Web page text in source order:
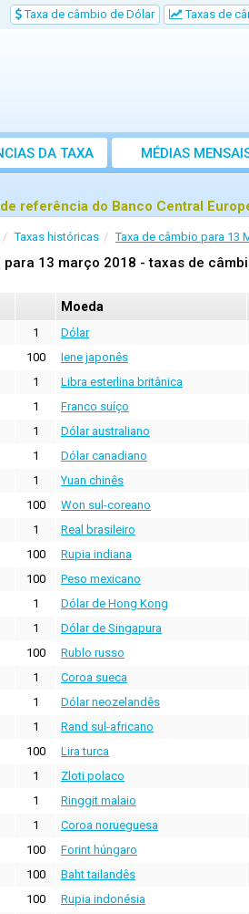
Taxa de câmbio de Dólar Taxas de
DA TAXA MÉDIAS
referência do Banco Central
Taxas históricas Taxa de câmbio para 13
para 13 março 2018 - taxas de
Moeda
1 Dólar
100 Iene japonês
1 Libra esterlina britânica
1 Franco suíço
1 Dólar australiano
1 Dólar canadiano
1 Yuan chinês
100 Won sul-coreano
1 Real brasileiro
100 Rupia indiana
100 Peso mexicano
1 Dólar de Hong Kong
1 Dólar de Singapura
100 Rublo russo
1 Coroa sueca
1 Dólar neozelandês
1 Rand sul-africano
100 Lira turca
1 Zloti polaco
1 Ringgit malaio
1 Coroa norueguesa
100 Forint húngaro
100 Baht tailandês
100 Rupia indonésia